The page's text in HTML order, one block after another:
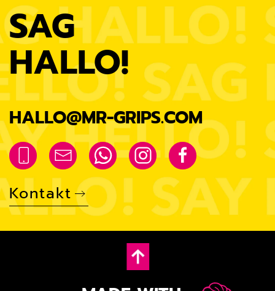
SAG
HALLO!
HALLO@MR-GRIPS.COM
Kontakt